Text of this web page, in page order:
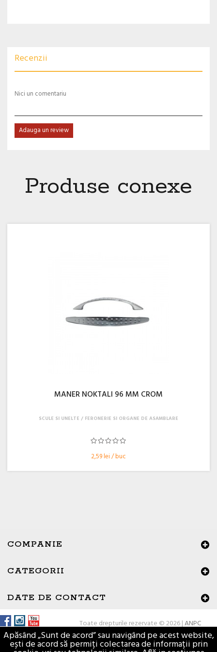
Recenzii
Nici un comentariu
Adauga un review
Produse conexe
MANER NOKTALI 96 MM CROM
2,59 lei / buc
SCULE SI UNELTE FERONERIE SI ORGANE DE ASAMBLARE
COMPANIE
CATEGORII
DATE DE CONTACT
Toate drepturile rezervate © 2026 |ANPC
Apăsând „Sunt de acord” sau navigând pe acest website,
ești de acord să permiți colectarea de informații prin
Buna ziua, Suntem aici sa va ajutam!